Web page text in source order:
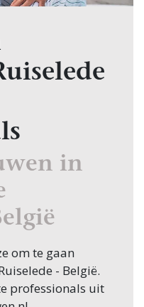
in
om te gaan
- België.
professionals uit